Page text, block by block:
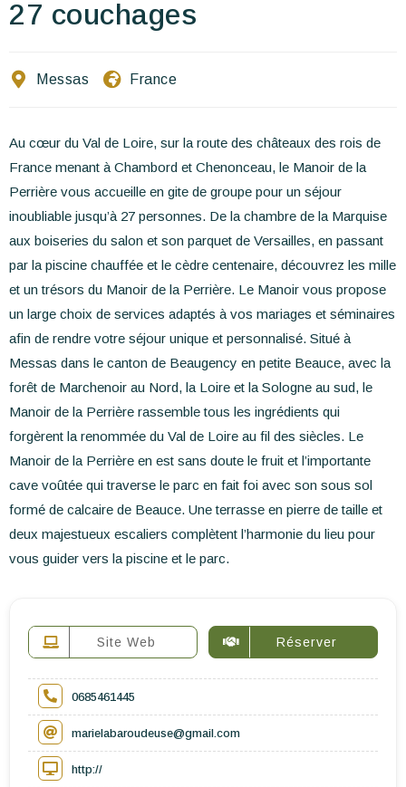
Ecrivez-nous
27 couchages
Messas France
Au cœur du Val de Loire, sur la route des châteaux des rois de
France menant à Chambord et Chenonceau, le Manoir de la
Perrière vous accueille en gite de groupe pour un séjour
inoubliable jusqu’à 27 personnes. De la chambre de la Marquise
aux boiseries du salon et son parquet de Versailles, en passant
par la piscine chauffée et le cèdre centenaire, découvrez les mille
et un trésors du Manoir de la Perrière. Le Manoir vous propose
un large choix de services adaptés à vos mariages et séminaires
afin de rendre votre séjour unique et personnalisé. Situé à
Messas dans le canton de Beaugency en petite Beauce, avec la
forêt de Marchenoir au Nord, la Loire et la Sologne au sud, le
Manoir de la Perrière rassemble tous les ingrédients qui
forgèrent la renommée du Val de Loire au fil des siècles. Le
Manoir de la Perrière en est sans doute le fruit et l’importante
cave voûtée qui traverse le parc en fait foi avec son sous sol
formé de calcaire de Beauce. Une terrasse en pierre de taille et
deux majestueux escaliers complètent l’harmonie du lieu pour
vous guider vers la piscine et le parc.
Site Web Réserver
0685461445
marielabaroudeuse@gmail.com
http://